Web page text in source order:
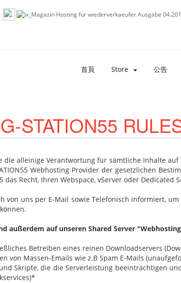
首頁 Store 公告
STATION55
die alleinige Verantwortung für sämtliche Inhalte auf
Webhosting Provider der gesetzlichen
das Recht, Ihren Webspace, vServer oder
von uns per E-Mail sowie Telefonisch informiert,
außerdem auf unseren Shared Server
Betreiben eines reinen Downloadservers
von Massen-Emails wie z.B Spam E-Mails
Skripte, die die Serverleistung beeinträchtigen